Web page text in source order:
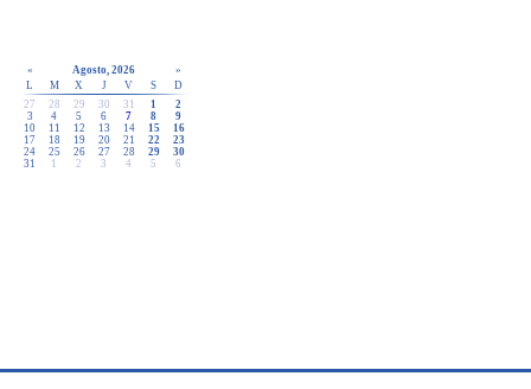
« Agosto, 2026
»
L
M X J V S
D
27
28 29 30 31 1
2
3
4 5 6 7 8
9
10
11 12 13 14 15
16
17
18 19 20 21 22
23
24
25 26 27 28 29
30
31
1 2 3 4 5 6